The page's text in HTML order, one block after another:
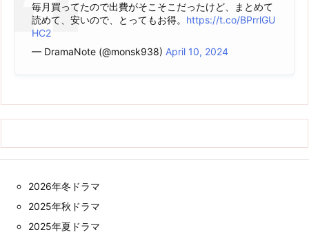
毎月買ってたので出費がそこそこだったけど、まとめて
読めて、安いので、とってもお得。 https://t.co/BPrrlGU
HC2
— DramaNote (@monsk938) April 10, 2024
2026年冬ドラマ
2025年秋ドラマ
2025年夏ドラマ